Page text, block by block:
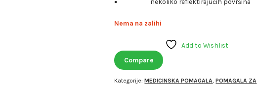
Nema na zalihi
Add to Wishlist
Compare
Kategorije:MEDICINSKA POMAGALA ,POMAGALA ZA